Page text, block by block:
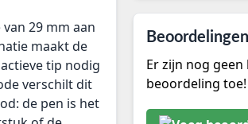
29 mm aan
maakt de
tip nodig
verschilt dit
de pen is het
Beoordelingen
Er zijn nog
beoordeling toe!